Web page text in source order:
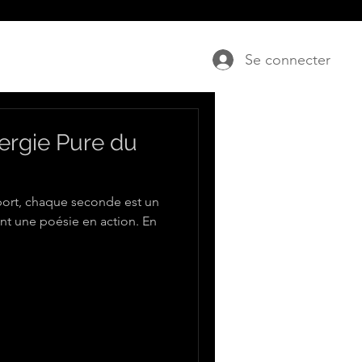
Se connecter
Pure du
chaque seconde est un
une poésie en action. En